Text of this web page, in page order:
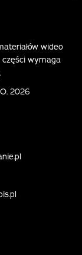
wideo
części wymaga
2026